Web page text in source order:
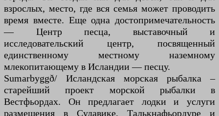
взрослых, место, где вся семья может проводить
время вместе. Еще одна достопримечательность
— Центр песца, выставочный и
исследовательский центр, посвященный
единственному местному наземному
млекопитающему в Исландии — песцу.
Sumarbyggð/ Исландская морская рыбалка –
старейший проект морской рыбалки в
Вестфьордах. Он предлагает лодки и услуги
размещения в Судавике, Талькнафьордуре и